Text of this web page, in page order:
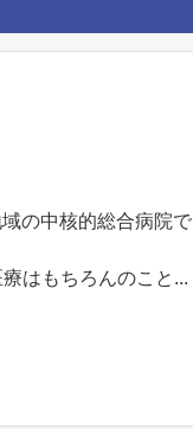
の中核的総合病院で
はもちろんのこと...